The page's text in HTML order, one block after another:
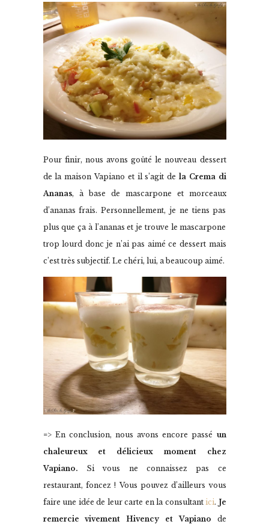
Pour finir, nous avons goûté le nouveau dessert
de la maison Vapiano et il s’agit de la Crema di
Ananas, à base de mascarpone et morceaux
d’ananas frais. Personnellement, je ne tiens pas
plus que ça à l’ananas et je trouve le mascarpone
trop lourd donc je n’ai pas aimé ce dessert mais
c’est très subjectif. Le chéri, lui, a beaucoup aimé.
=> En conclusion, nous avons encore passé un
chaleureux et délicieux moment chez
Vapiano. Si vous ne connaissez pas ce
restaurant, foncez ! Vous pouvez d’ailleurs vous
faire une idée de leur carte en la consultant ici. Je
remercie vivement Hivency et Vapiano de